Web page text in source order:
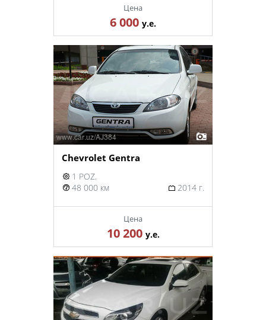
Цена
6 000 у.е.
Chevrolet Gentra
1 POZ.
48 000 км
2014 г.
Цена
10 200 у.е.